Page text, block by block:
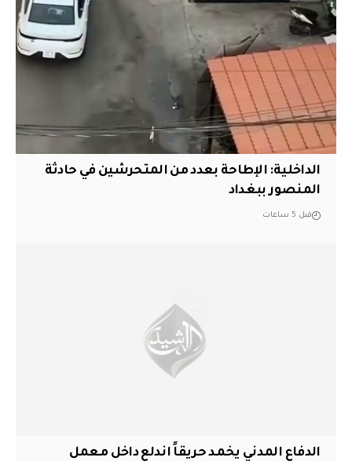
الداخلية: الإطاحة بعدد من المتحرشين في حادثة
المنصور ببغداد
قبل 5 ساعات
الدفاع المدني يخمد حريقاً اندلع داخل معمل